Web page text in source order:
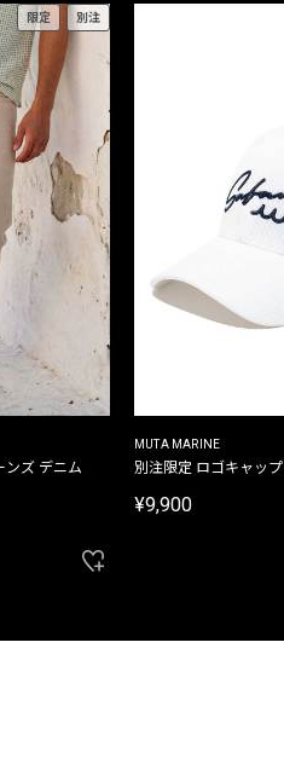
限定 別注
ンズ デニム
MUTA MARINE
別注限定 ロゴキャップ
¥9,900